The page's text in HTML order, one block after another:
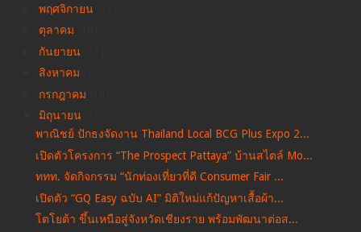
พฤศจิกายน
ตุลาคม
กันยายน
สิงหาคม
กรกฎาคม
มิถุนายน
พาณิชย์ ปักธงจัดงาน Thailand Local BCG Plus Expo 2...
เปิดตัวโครงการ “The Prospect Pattaya” บ้านสไตล์ Mo...
ททท. จัดกิจกรรม “นักท่องเที่ยวที่ดี Consumer Fair ...
เปิดตัว “GQ Easy ฉบับ AI” มิติใหม่แก้ปัญหาเสื้อผ้า...
โตโยต้า ขึ้นเหนือสู่จังหวัดเชียงราย พร้อมพัฒนาต่อส...